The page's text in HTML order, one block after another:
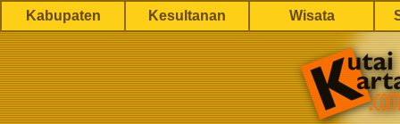
Kabupaten Kesultanan Wisata